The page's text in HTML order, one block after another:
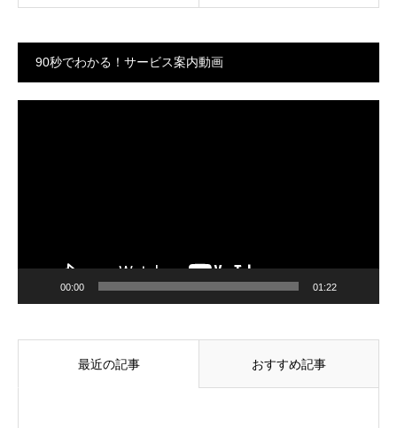
90秒でわかる！サービス案内動画
00:00 01:22
最近の記事 おすすめ記事